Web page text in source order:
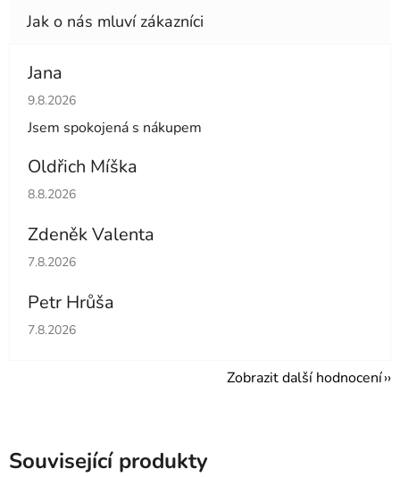
Jana
Hodnocení obchodu je 5 z 5 hvězdiček.
9.8.2026
Jsem spokojená s nákupem
Oldřich Míška
Hodnocení obchodu je 5 z 5 hvězdiček.
8.8.2026
Zdeněk Valenta
Hodnocení obchodu je 5 z 5 hvězdiček.
7.8.2026
Petr Hrůša
Hodnocení obchodu je 5 z 5 hvězdiček.
7.8.2026
Zobrazit další hodnocení
Související produkty